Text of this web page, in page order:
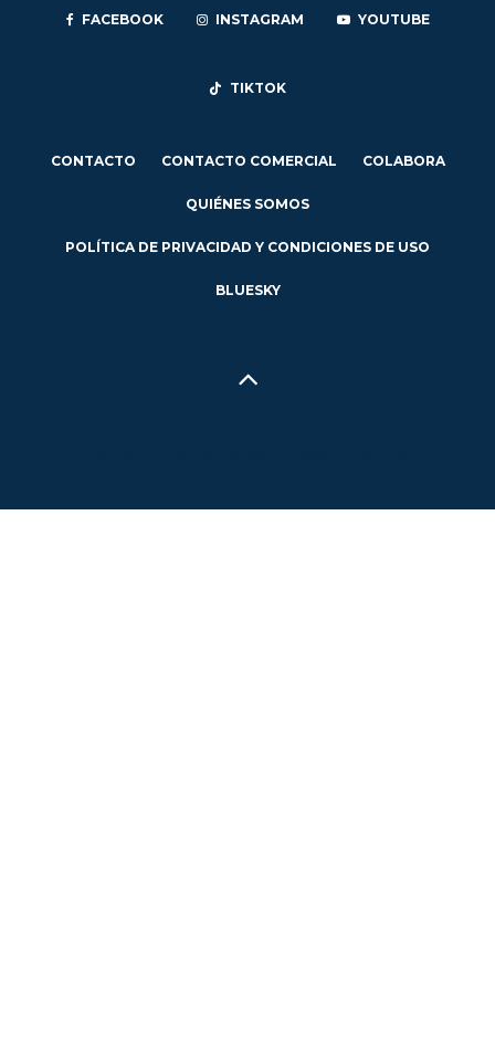
FACEBOOK INSTAGRAM YOUTUBE
TIKTOK
CONTACTO CONTACTO COMERCIAL COLABORA
QUIÉNES SOMOS
POLÍTICA DE PRIVACIDAD Y CONDICIONES DE USO
BLUESKY